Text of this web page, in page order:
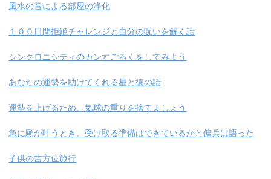
風水の音による部屋の浄化
１００日間拒絶チャレンジと自分の呪いを解く話
シンクロニシティのカンすごろくをしてみよう
あなたの運勢を助けてくれる星と徳の話
運勢を上げるため、気球の重りを捨てましょう
急に願が叶うとき、受け取る準備はできているかと傭兵は語った
子供の吉方位旅行